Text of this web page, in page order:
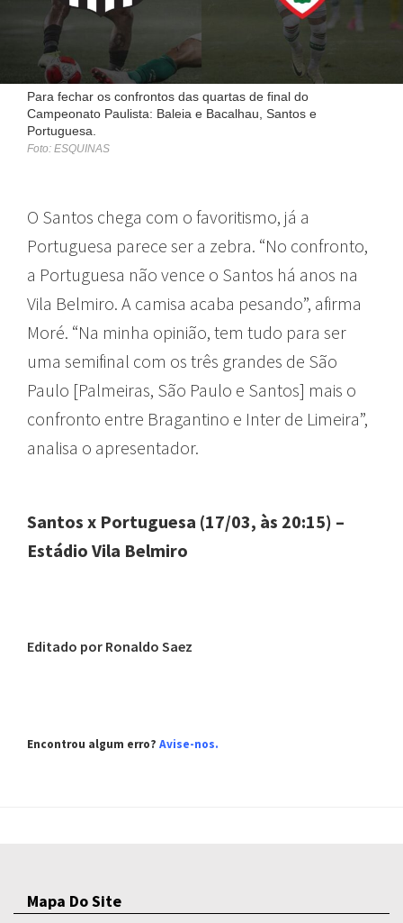
Para fechar os confrontos das quartas de final do
Campeonato Paulista: Baleia e Bacalhau, Santos e
Portuguesa.
Foto: ESQUINAS
O Santos chega com o favoritismo, já a
Portuguesa parece ser a zebra. “No confronto,
a Portuguesa não vence o Santos há anos na
Vila Belmiro. A camisa acaba pesando”, afirma
Moré. “Na minha opinião, tem tudo para ser
uma semifinal com os três grandes de São
Paulo [Palmeiras, São Paulo e Santos] mais o
confronto entre Bragantino e Inter de Limeira”,
analisa o apresentador.
Santos x Portuguesa (17/03, às 20:15) –
Estádio Vila Belmiro
Editado por Ronaldo Saez
Encontrou algum erro? Avise-nos.
Mapa Do Site